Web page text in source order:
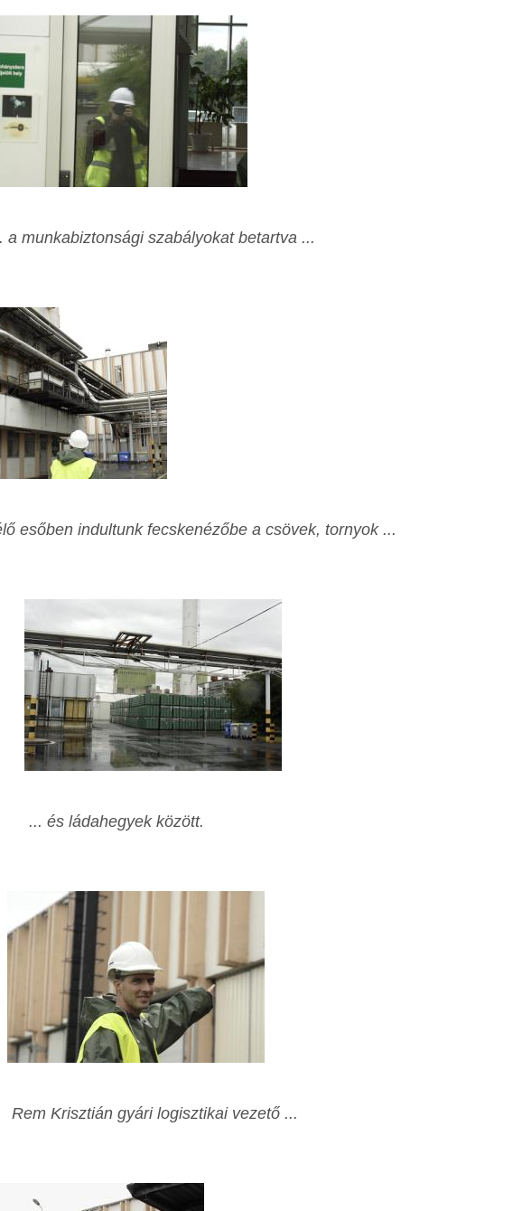
a munkabiztonsági szabályokat betartva ...
esőben indultunk fecskenézőbe a csövek, tornyok ...
... és ládahegyek között.
Rem Krisztián gyári logisztikai vezető ...